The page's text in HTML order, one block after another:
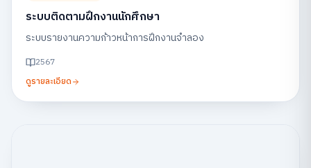
ระบบติดตามฝึกงานนักศึกษา
ระบบรายงานความก้าวหน้าการฝึกงานจำลอง
2567
ดูรายละเอียด